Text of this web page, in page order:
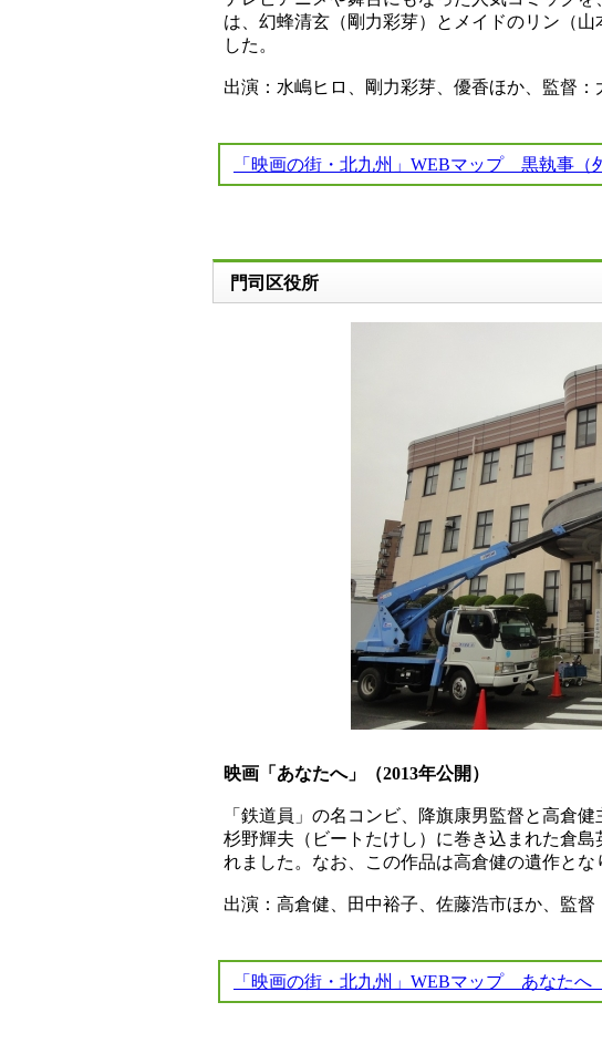
は、幻蜂清玄（剛力彩芽）とメイドのリン（
した。
出演：水嶋ヒロ、剛力彩芽、優香ほか、監督
「映画の街・北九州」WEBマップ 黒執事（
門司区役所
映画「あなたへ」（2013年公開）
「鉄道員」の名コンビ、降旗康男監督と高倉
杉野輝夫（ビートたけし）に巻き込まれた倉
れました。なお、この作品は高倉健の遺作とな
出演：高倉健、田中裕子、佐藤浩市ほか、監督
「映画の街・北九州」WEBマップ あなたへ